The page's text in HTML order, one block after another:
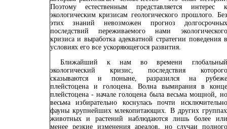
Поэтому естественным представляется интерес к
экологическим кризисам геологического прошлого. Без
этих знаний невозможен прогноз долгосрочных
последствий переживаемого нами экологического
кризиса и выработка адекватной стратегии поведения в
условиях его все ускоряющегося развития.
Ближайший к нам во времени глобальный
экологический кризис, последствия которого
сказываются и поныне, разразился на рубеже
плейстоцена и голоцена. Волна вымирания в конце
плейстоцена - начале голоцена была весьма мощной, но
весьма избирательно коснулась почти исключительно
фауны крупнейших млекопитающих. В других группах
животных и растений наблюдаются лишь более или
менее резкие изменения ареалов, но случаи полного